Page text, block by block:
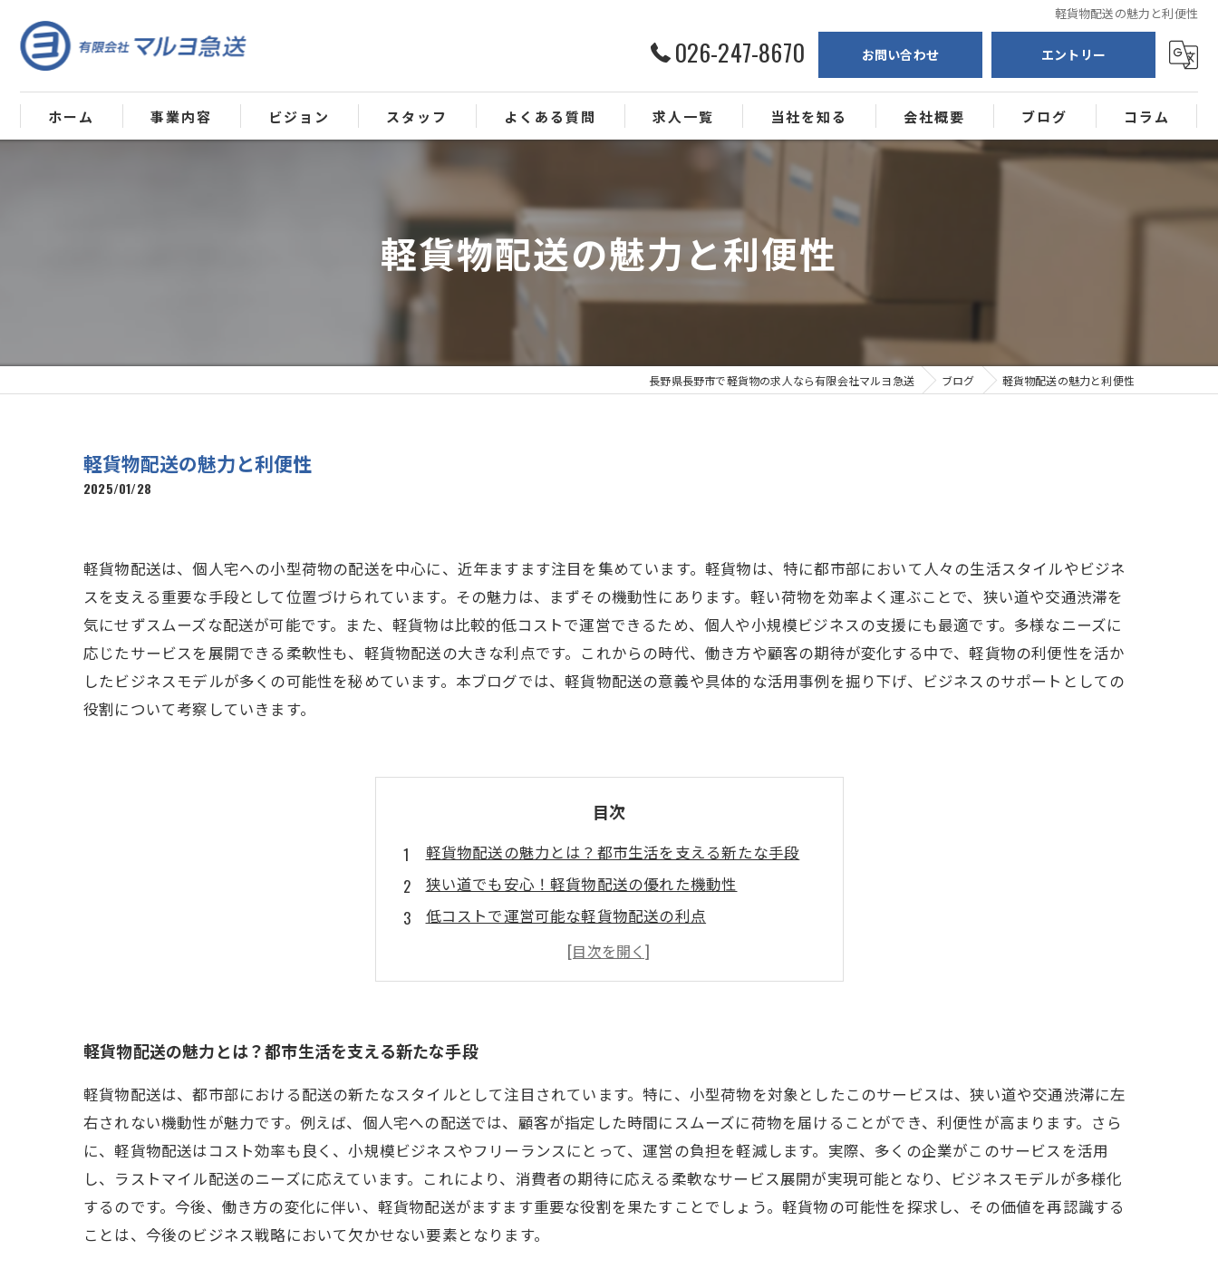
軽貨物配送の魅力と利便性
026-247-8670 お問い合わせ エントリー
ホーム 事業内容 ビジョン スタッフ よくある質問 求人一覧 当社を知る
ルート配送
業務委託
正社員
会社概要 ブログ コラム
軽貨物配送の魅力と利便性
長野県長野市で軽貨物の求人なら有限会社マルヨ急送 ブログ 軽貨物配送の魅力と利便性
軽貨物配送の魅力と利便性
2025/01/28
軽貨物配送は、個人宅への小型荷物の配送を中心に、近年ますます注目を集めています。軽貨物は、特に都市部において人々の生活スタイルやビジネ
スを支える重要な手段として位置づけられています。その魅力は、まずその機動性にあります。軽い荷物を効率よく運ぶことで、狭い道や交通渋滞を
気にせずスムーズな配送が可能です。また、軽貨物は比較的低コストで運営できるため、個人や小規模ビジネスの支援にも最適です。多様なニーズに
応じたサービスを展開できる柔軟性も、軽貨物配送の大きな利点です。これからの時代、働き方や顧客の期待が変化する中で、軽貨物の利便性を活か
したビジネスモデルが多くの可能性を秘めています。本ブログでは、軽貨物配送の意義や具体的な活用事例を掘り下げ、ビジネスのサポートとしての
役割について考察していきます。
目次
軽貨物配送の魅力とは？都市生活を支える新たな手段
狭い道でも安心！軽貨物配送の優れた機動性
低コストで運営可能な軽貨物配送の利点
多様なニーズに応える柔軟なサービス展開
変化する働き方に対応する軽貨物配送の可能性
軽貨物配送の未来：個人宅への配達で切り開く新たな道
軽貨物配送の魅力とは？都市生活を支える新たな手段
軽貨物配送は、都市部における配送の新たなスタイルとして注目されています。特に、小型荷物を対象としたこのサービスは、狭い道や交通渋滞に左
右されない機動性が魅力です。例えば、個人宅への配送では、顧客が指定した時間にスムーズに荷物を届けることができ、利便性が高まります。さら
に、軽貨物配送はコスト効率も良く、小規模ビジネスやフリーランスにとって、運営の負担を軽減します。実際、多くの企業がこのサービスを活用
し、ラストマイル配送のニーズに応えています。これにより、消費者の期待に応える柔軟なサービス展開が実現可能となり、ビジネスモデルが多様化
するのです。今後、働き方の変化に伴い、軽貨物配送がますます重要な役割を果たすことでしょう。軽貨物の可能性を探求し、その価値を再認識する
ことは、今後のビジネス戦略において欠かせない要素となります。